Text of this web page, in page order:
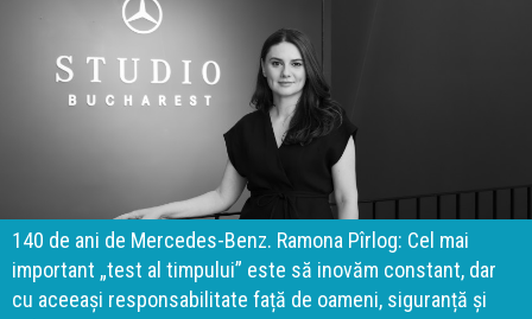
140 de ani de Mercedes-Benz. Ramona Pîrlog: Cel mai
important „test al timpului” este să inovăm constant, dar
cu aceeași responsabilitate față de oameni, siguranță și